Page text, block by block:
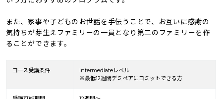
また、家事や子どものお世話を手伝うことで、お互いに感謝の
気持ちが芽生えファミリーの一員となり第二のファミリーを作
ることができます。
コース受講条件
Intermediateレベル
※最低12週間デミペアにコミットできる方